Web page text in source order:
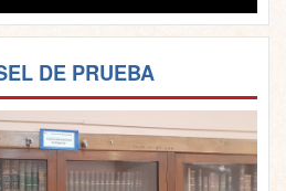
DE PRUEBA